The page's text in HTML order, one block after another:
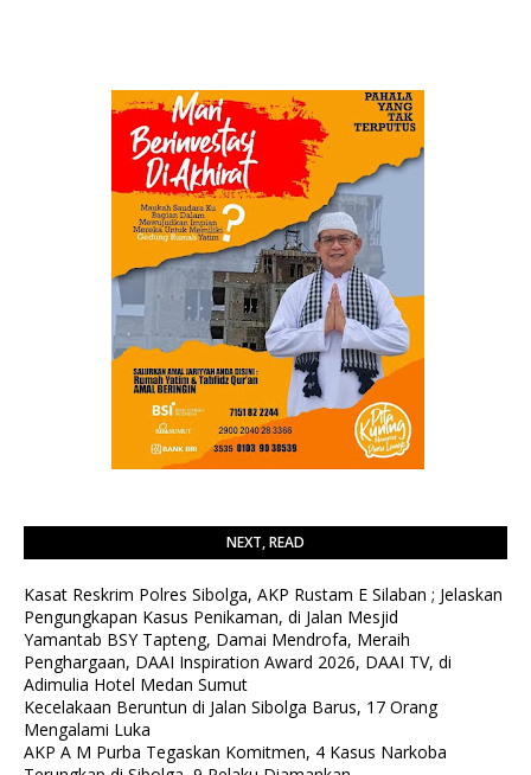
NEXT, READ
Kasat Reskrim Polres Sibolga, AKP Rustam E Silaban ; Jelaskan
Pengungkapan Kasus Penikaman, di Jalan Mesjid
Yamantab BSY Tapteng, Damai Mendrofa, Meraih
Penghargaan, DAAI Inspiration Award 2026, DAAI TV, di
Adimulia Hotel Medan Sumut
Kecelakaan Beruntun di Jalan Sibolga Barus, 17 Orang
Mengalami Luka
AKP A M Purba Tegaskan Komitmen, 4 Kasus Narkoba